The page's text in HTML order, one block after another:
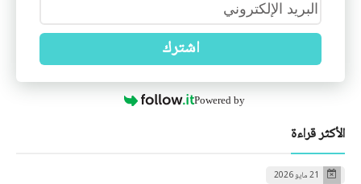
اشترك
Powered by
الأكثر قراءة
21 مايو 2026